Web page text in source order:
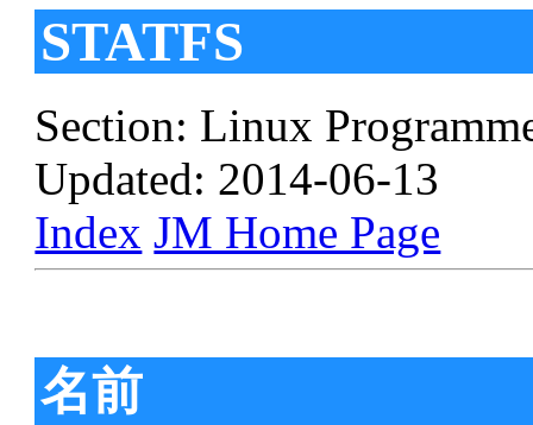
STATFS
Section: Linux
Updated: 2014-06-13
Index JM Home Page
名前